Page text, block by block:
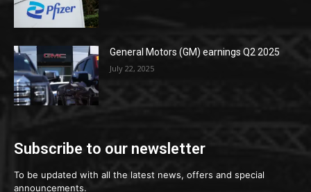
General Motors (GM) earnings Q2 2025
July 22, 2025
Subscribe to our newsletter
To be updated with all the latest news, offers and special
announcements.